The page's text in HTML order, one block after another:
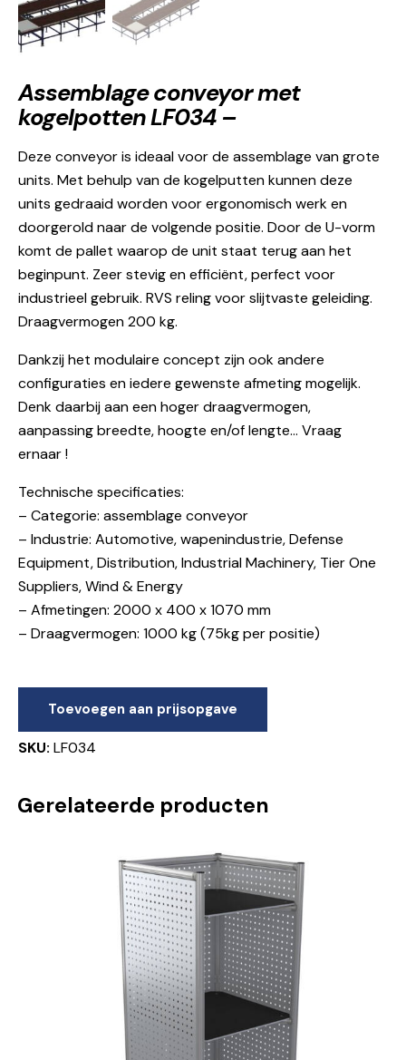
Assemblage conveyor met
kogelpotten LF034 –
Deze conveyor is ideaal voor de assemblage van grote
units. Met behulp van de kogelputten kunnen deze
units gedraaid worden voor ergonomisch werk en
doorgerold naar de volgende positie. Door de U-vorm
komt de pallet waarop de unit staat terug aan het
beginpunt. Zeer stevig en efficiënt, perfect voor
industrieel gebruik. RVS reling voor slijtvaste geleiding.
Draagvermogen 200 kg.
Dankzij het modulaire concept zijn ook andere
configuraties en iedere gewenste afmeting mogelijk.
Denk daarbij aan een hoger draagvermogen,
aanpassing breedte, hoogte en/of lengte… Vraag
ernaar !
Technische specificaties:
– Categorie: assemblage conveyor
– Industrie: Automotive, wapenindustrie, Defense
Equipment, Distribution, Industrial Machinery, Tier One
Suppliers, Wind & Energy
– Afmetingen: 2000 x 400 x 1070 mm
– Draagvermogen: 1000 kg (75kg per positie)
Toevoegen aan prijsopgave
SKU: LF034
Gerelateerde producten